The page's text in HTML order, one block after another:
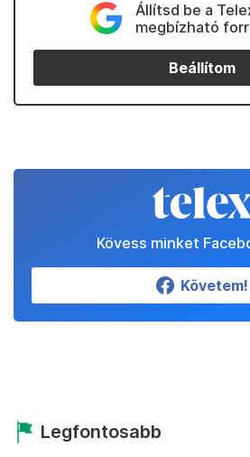
Állítsd be a
megbízható
Beállítom
Kövess minket
Követem!
Legfontosabb